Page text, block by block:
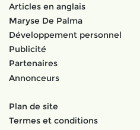
Articles en anglais
Maryse De Palma
Développement personnel
Publicité
Partenaires
Annonceurs
Plan de site
Termes et conditions